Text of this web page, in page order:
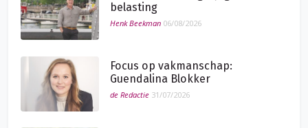
belasting
Henk Beekman 06/08/2026
Focus op vakmanschap:
Guendalina Blokker
de Redactie 31/07/2026